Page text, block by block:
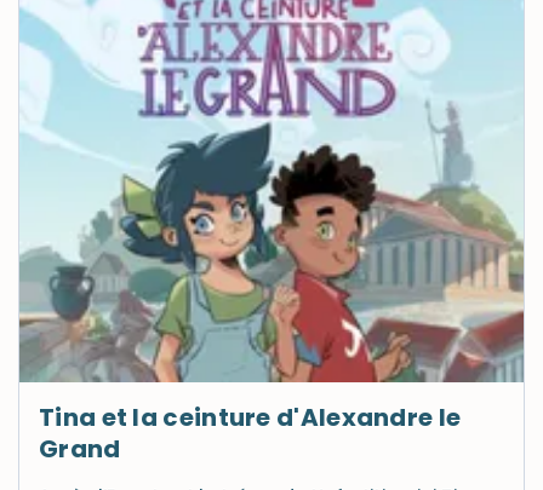
Tina et la ceinture d'Alexandre le
Grand